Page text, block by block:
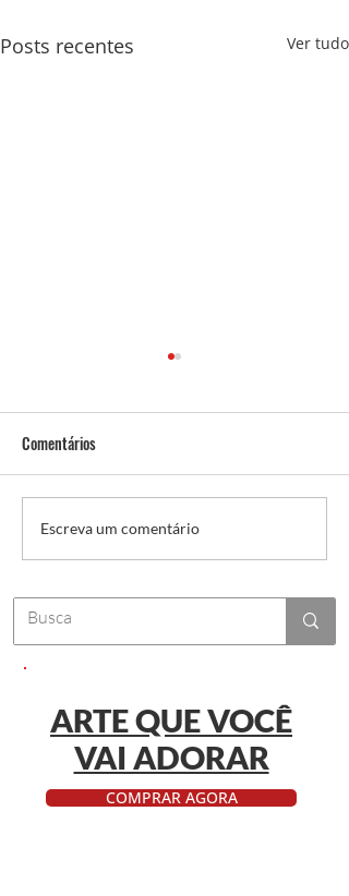
Posts recentes Ver tudo
Vídeo para autoridade de
marca: destaque sua empresa
Comentários
Escreva um comentário
ARTE QUE VOCÊ
VAI ADORAR
COMPRAR AGORA